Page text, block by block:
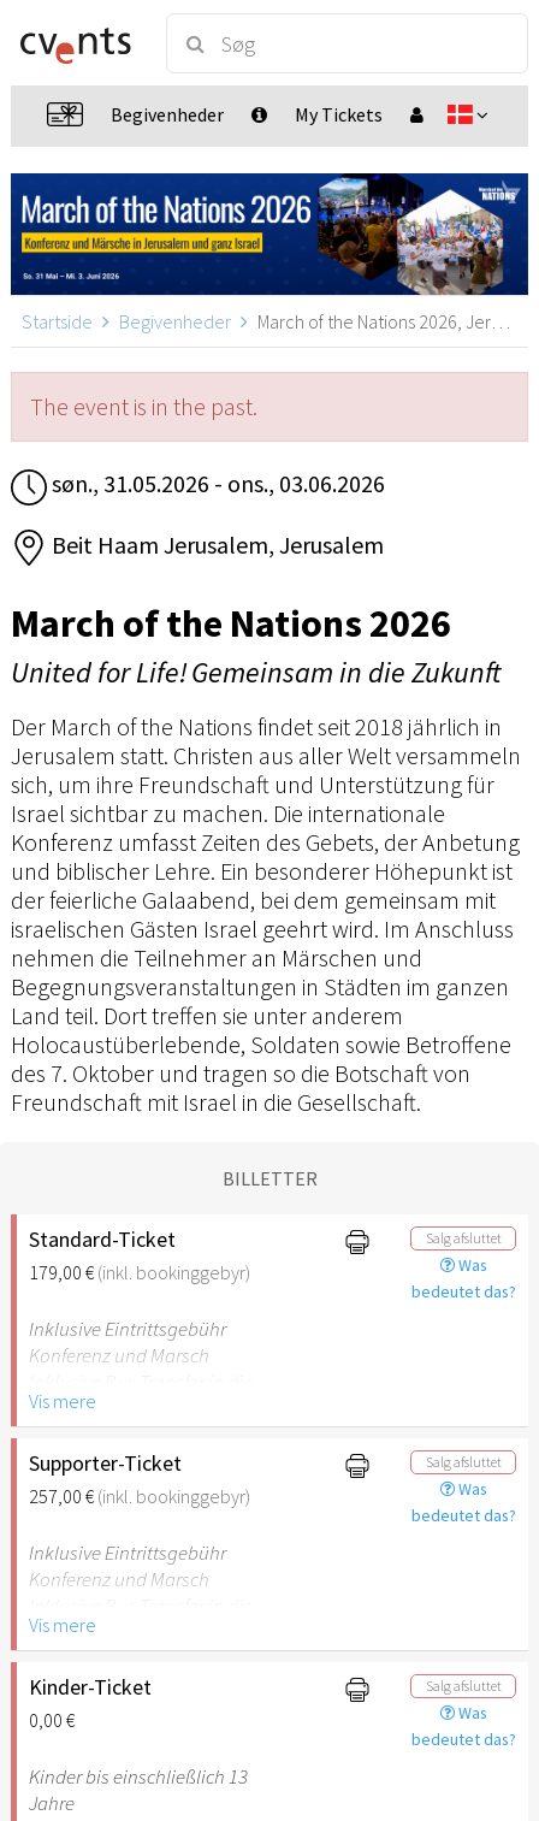
Begivenheder My Tickets
Startside Begivenheder March of the Nations 2026, Jerusalem
The event is in the past.
søn., 31.05.2026 - ons., 03.06.2026
Beit Haam Jerusalem, Jerusalem
March of the Nations 2026
United for Life! Gemeinsam in die Zukunft
Der March of the Nations findet seit 2018 jährlich in
Jerusalem statt. Christen aus aller Welt versammeln
sich, um ihre Freundschaft und Unterstützung für
Israel sichtbar zu machen. Die internationale
Konferenz umfasst Zeiten des Gebets, der Anbetung
und biblischer Lehre. Ein besonderer Höhepunkt ist
der feierliche Galaabend, bei dem gemeinsam mit
israelischen Gästen Israel geehrt wird. Im Anschluss
nehmen die Teilnehmer an Märschen und
Begegnungsveranstaltungen in Städten im ganzen
Land teil. Dort treffen sie unter anderem
Holocaustüberlebende, Soldaten sowie Betroffene
des 7. Oktober und tragen so die Botschaft von
Freundschaft mit Israel in die Gesellschaft.
BILLETTER
Standard-Ticket
179,00 €(inkl. bookinggebyr)
Salg afsluttet
Was
bedeutet das?
Inklusive Eintrittsgebühr
Konferenz und Marsch
Städte und zurück
Vis mere
Supporter-Ticket
257,00 €(inkl. bookinggebyr)
Salg afsluttet
Was
bedeutet das?
Inklusive Eintrittsgebühr
Konferenz und Marsch
Städte und zurück
78 Jahre Israel – 78€
zusätzliche Unterstützung
zur Durchführung des March
of the Nations in
Freundschaft mit Israels
Vis mere
Kinder-Ticket
0,00 €
Salg afsluttet
Was
bedeutet das?
Kinder bis einschließlich 13
Jahre